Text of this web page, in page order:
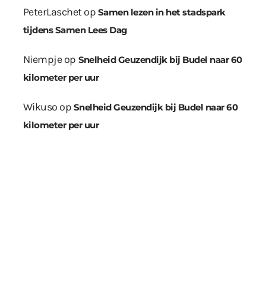
PeterLaschetop Samen lezen in het stadspark
tijdens Samen Lees Dag
Niempjeop Snelheid Geuzendijk bij Budel naar 60
kilometer per uur
Wikuso op Snelheid Geuzendijk bij Budel naar 60
kilometer per uur